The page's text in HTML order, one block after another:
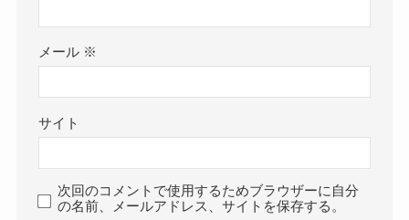
メール ※
サイト
次回のコメントで使用するためブラウザーに自分
の名前、メールアドレス、サイトを保存する。